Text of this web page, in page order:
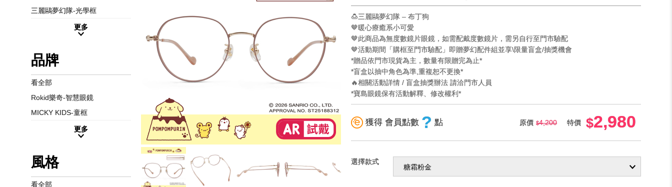
三麗鷗夢幻隊-光學框
更多
品牌
看全部
Rokid樂奇-智慧眼鏡
MICKY KIDS-童框
更多
風格
看全部
🍮三麗鷗夢幻隊 – 布丁狗
🤎暖心療癒系小可愛
🤎此商品為無度數鏡片眼鏡，如需配戴度數鏡片，需另自行至門市驗配
🤎活動期間「購框至門市驗配」即贈夢幻配件組並享\限量盲盒/抽獎機會
*贈品依門市現貨為主，數量有限贈完為止*
*盲盒以抽中角色為準,重複恕不更換*
🔥相關活動詳情 / 盲盒抽獎辦法 請洽門市人員
*寶島眼鏡保有活動解釋、修改權利*
獲得 會員點數 ? 點 原價 4,200 特價 2,980
選擇款式